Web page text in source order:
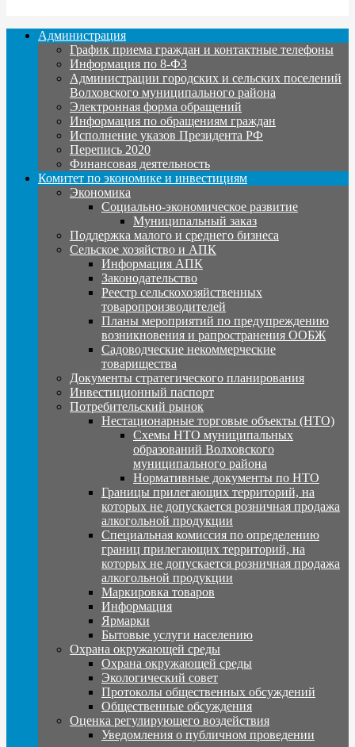
Администрация
График приема граждан и контактные телефоны
Информация по 8-ФЗ
Администрации городских и сельских поселений
Волховского муниципального района
Электронная форма обращений
Информация по обращениям граждан
Исполнение указов Президента РФ
Перепись 2020
Финансовая деятельность
Комитет по экономике и инвестициям
Экономика
Социально-экономическое развитие
Муниципальный заказ
Поддержка малого и среднего бизнеса
Сельское хозяйство и АПК
Информация АПК
Законодательство
Реестр сельскохозяйственных
товаропроизводителей
Планы мероприятий по предупреждению
возникновения и рапространения ООБЖ
Садоводческие некоммерческие
товарищества
Документы стратегического планирования
Инвестиционный паспорт
Потребительский рынок
Нестационарные торговые объекты (НТО)
Схемы НТО муниципальных
образований Волховского
муниципального района
Нормативные документы по НТО
Границы прилегающих территорий, на
которых не допускается розничная продажа
алкогольной продукции
Специальная комиссия по определению
границ прилегающих территорий, на
которых не допускается розничная продажа
алкогольной продукции
Маркировка товаров
Информация
Ярмарки
Бытовые услуги населению
Охрана окружающей среды
Охрана окружающей среды
Экологический совет
Протоколы общественных обсуждений
Общественные обсуждения
Оценка регулирующего воздействия
Уведомления о публичном проведении